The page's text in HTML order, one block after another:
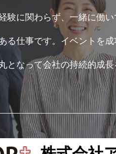
験に関わらず、一緒に働
る仕事です。イベントを
となって会社の持続的成長